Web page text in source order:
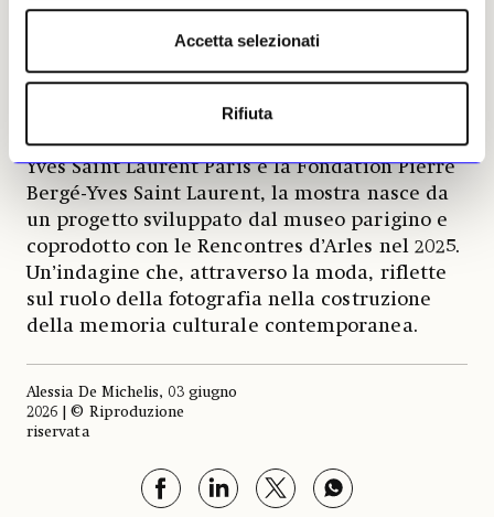
Accetta selezionati
Rifiuta
rivelano come Saint Laurent avesse compreso
il doppio potere della fotografia: conservare
a icona.
Organizzata in collaborazione con il Musée
Yves Saint Laurent Paris e la Fondation Pierre
Bergé-Yves Saint Laurent, la mostra nasce da
un progetto sviluppato dal museo parigino e
coprodotto con le Rencontres d’Arles nel 2025.
Un’indagine che, attraverso la moda, riflette
sul ruolo della fotografia nella costruzione
della memoria culturale contemporanea.
Alessia De Michelis, 03 giugno
2026 | © Riproduzione
riservata